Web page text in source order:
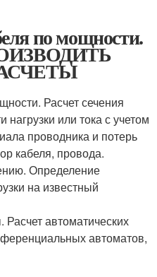
по мощности.
Расчет сечения
или тока с учетом
проводника и потерь
кабеля, провода.
Определение
на известный
автоматических
автоматов,